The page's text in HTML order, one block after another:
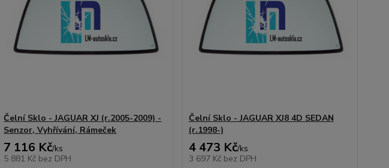
Čelní Sklo - JAGUAR XJ (r.2005-2009) -
Senzor, Vyhřívání, Rámeček
7 116 Kč/ks
5 881 Kč bez DPH
Čelní Sklo - JAGUAR XJ8 4D SEDAN
(r.1998-)
4 473 Kč/ks
3 697 Kč bez DPH